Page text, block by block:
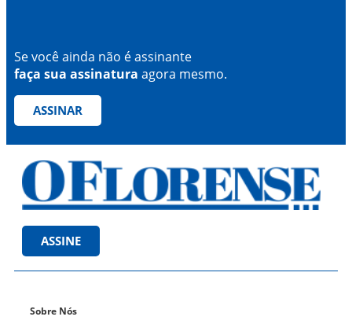
Se você ainda não é assinante
faça sua assinatura agora mesmo.
ASSINAR
ASSINE
Sobre Nós